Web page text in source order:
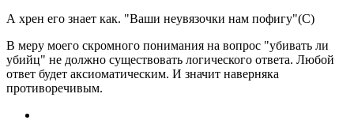
А хрен его знает как. "Ваши неувязочки нам пофигу"(С)
В меру моего скромного понимания на вопрос "убивать ли
убийц" не должно существовать логического ответа. Любой
ответ будет аксиоматическим. И значит наверняка
противоречивым.